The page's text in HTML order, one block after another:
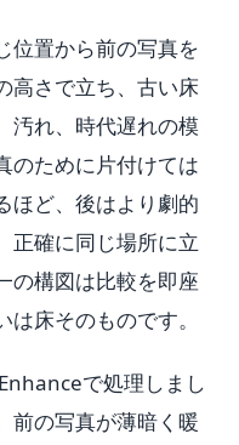
位置から前の写真を
高さで立ち、古い床
汚れ、時代遅れの模
のために片付けては
ほど、後はより劇的
正確に同じ場所に立
の構図は比較を即座
床そのものです。
で処理しまし
前の写真が薄暗く暖